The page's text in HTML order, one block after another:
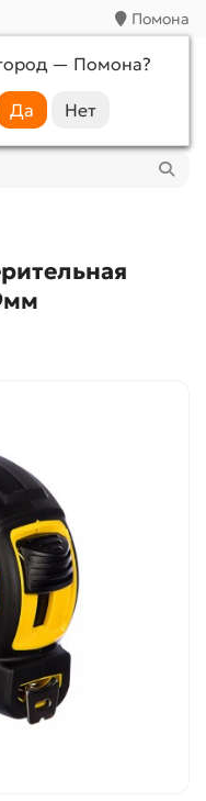
Помона
— Помона?
+7 (988) 233-44-52